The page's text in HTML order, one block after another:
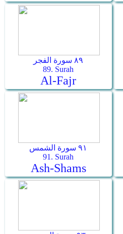
٨٩ سورة الفجر
89. Surah
Al-Fajr
٩١ سورة الشمس
91. Surah
Ash-Shams